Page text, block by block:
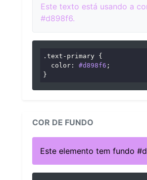
Este texto está usando a
#d898f6.
.text-primary {
color : #d898f6 ;
}
COR DE FUNDO
Este elemento tem fundo